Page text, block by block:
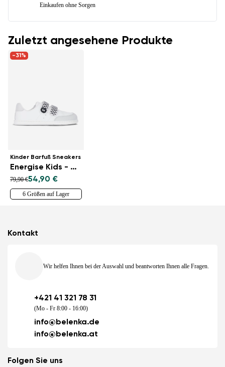
Einkaufen ohne Sorgen
Zuletzt angesehene Produkte
-31%
Kinder Barfuß Sneakers
Energise Kids - White & Checkerboard
79,90 €54,90 €
6 Größen auf Lager
Kontakt
Wir helfen Ihnen bei der Auswahl und beantworten Ihnen alle Fragen.
+421 41 321 78 31
(Mo - Fr 8:00 - 16:00)
info@belenka.de
info@belenka.at
Folgen Sie uns